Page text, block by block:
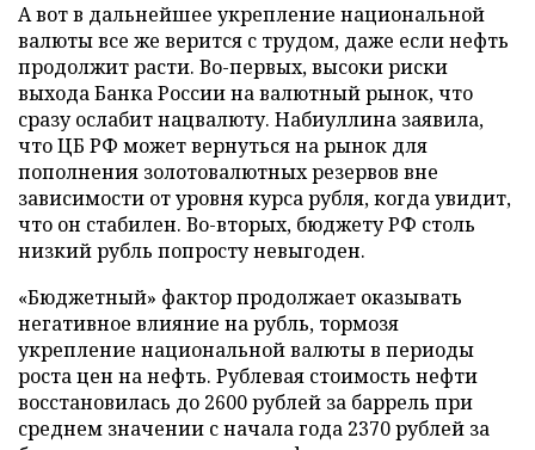
А вот в дальнейшее укрепление национальной
валюты все же верится с трудом, даже если нефть
продолжит расти. Во-первых, высоки риски
выхода Банка России на валютный рынок, что
сразу ослабит нацвалюту. Набиуллина заявила,
что ЦБ РФ может вернуться на рынок для
пополнения золотовалютных резервов вне
зависимости от уровня курса рубля, когда увидит,
что он стабилен. Во-вторых, бюджету РФ столь
низкий рубль попросту невыгоден.
«Бюджетный» фактор продолжает оказывать
негативное влияние на рубль, тормозя
укрепление национальной валюты в периоды
роста цен на нефть. Рублевая стоимость нефти
восстановилась до 2600 рублей за баррель при
среднем значении с начала года 2370 рублей за